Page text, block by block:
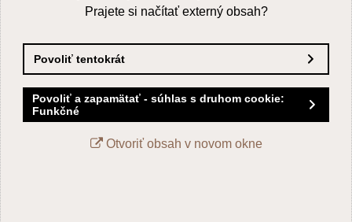
Prajete si načítať externý obsah?
Povoliť tentokrát
Povoliť a zapamätať - súhlas s druhom cookie:
Funkčné
Otvoriť obsah v novom okne